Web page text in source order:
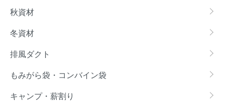
秋資材
冬資材
排風ダクト
もみがら袋・コンバイン袋
キャンプ・薪割り